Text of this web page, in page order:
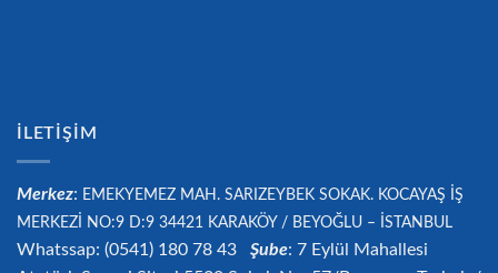
İLETIŞIM
Merkez: EMEKYEMEZ MAH. SARIZEYBEK SOKAK. KOCAYAŞ İŞ
MERKEZİ NO:9 D:9 34421
KARAKÖY / BEYOĞLU – İSTANBUL
Whatssap: (0541) 180 78 43 Şube: 7 Eylül Mahallesi